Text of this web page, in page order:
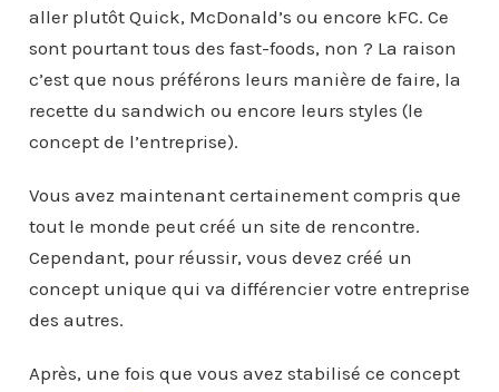
aller plutôt Quick, McDonald’s ou encore kFC. Ce
sont pourtant tous des fast-foods, non ? La raison
c’est que nous préférons leurs manière de faire, la
recette du sandwich ou encore leurs styles (le
concept de l’entreprise).
Vous avez maintenant certainement compris que
tout le monde peut créé un site de rencontre.
Cependant, pour réussir, vous devez créé un
concept unique qui va différencier votre entreprise
des autres.
Après, une fois que vous avez stabilisé ce concept